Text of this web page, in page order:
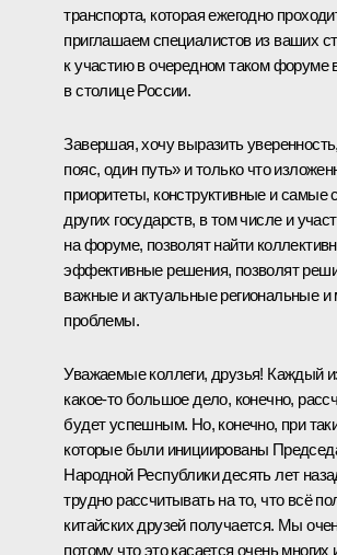
транспорта, которая ежегодно
приглашаем специалистов из ваших
к участию в очередном таком форуме
в столице России.
Завершая, хочу выразить
пояс, один путь» и только что
приоритеты, конструктивные и
других государств, в том числе и
на форуме, позволят найти
эффективные решения, позволят
важные и актуальные региональные
проблемы.
Уважаемые коллеги, друзья! Каждый
какое-то большое дело, конечно,
будет успешным. Но, конечно, при
которые были инициированы
Народной Республики десять лет
трудно рассчитывать на то, что всё
китайских друзей получается. Мы
потому что это касается очень